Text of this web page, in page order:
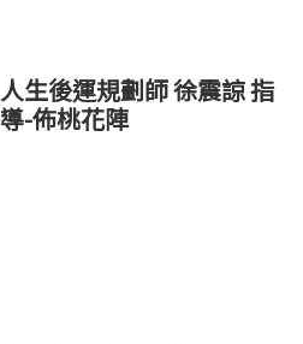
人生後運規劃師 徐震諒 指
導-佈桃花陣